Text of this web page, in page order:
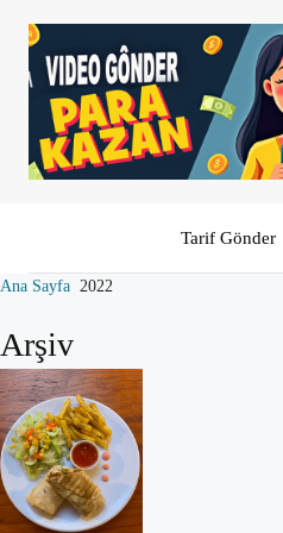
Tarif Gönder
Ana Sayfa 2022
Arşiv